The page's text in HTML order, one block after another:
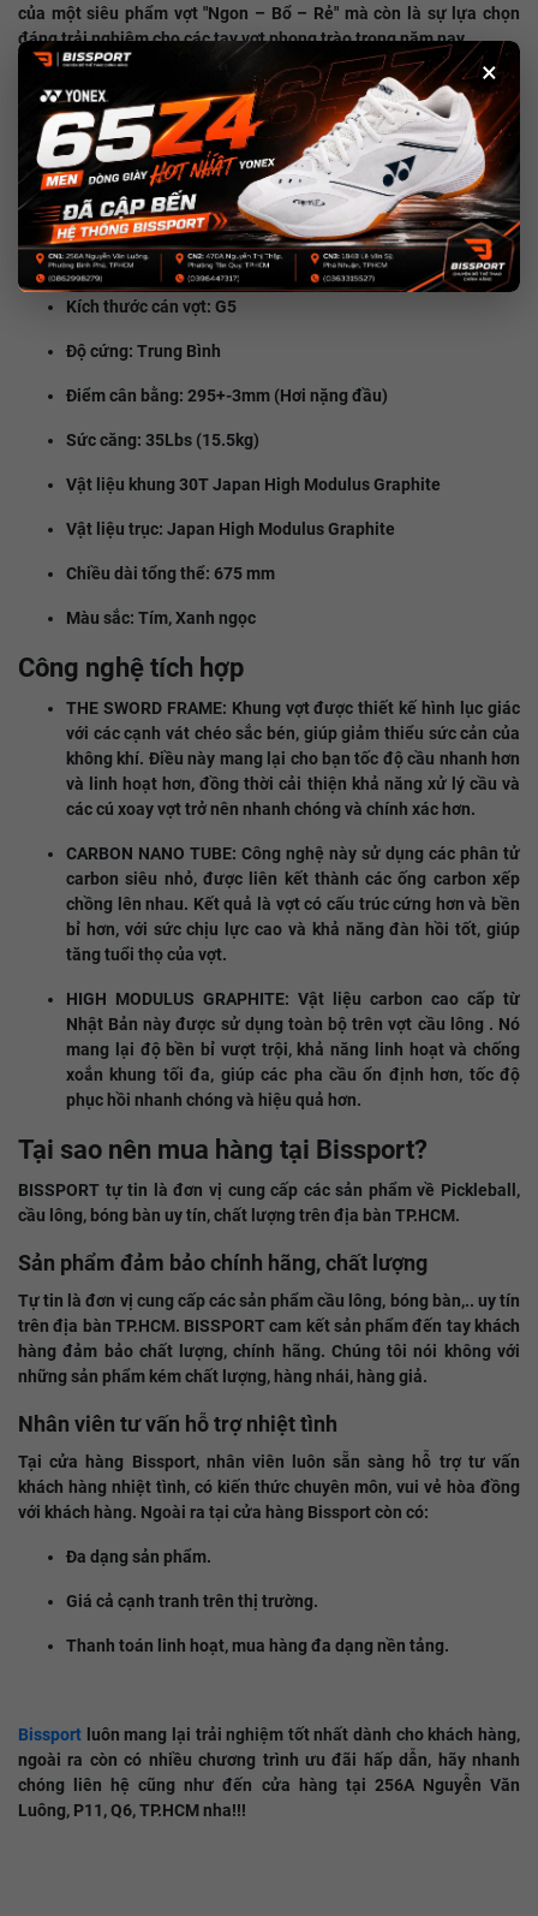
×
của một siêu phẩm vợt "Ngon – Bổ – Rẻ" mà còn là sự lựa chọn
đáng trải nghiệm cho các tay vợt phong trào trong năm nay.
Thông số kỹ thuật
Thương Hiệu: Vicleo
Sản xuất: Trung Quốc
Trọng lượng: 4U
Kích thước cán vợt: G5
Độ cứng: Trung Bình
Điểm cân bằng: 295+-3mm (Hơi nặng đầu)
Sức căng: 35Lbs (15.5kg)
Vật liệu khung 30T Japan High Modulus Graphite
Vật liệu trục: Japan High Modulus Graphite
Chiều dài tổng thể: 675 mm
Màu sắc: Tím, Xanh ngọc
Công nghệ tích hợp
THE SWORD FRAME: Khung vợt được thiết kế hình lục giác
với các cạnh vát chéo sắc bén, giúp giảm thiểu sức cản của
không khí. Điều này mang lại cho bạn tốc độ cầu nhanh hơn
và linh hoạt hơn, đồng thời cải thiện khả năng xử lý cầu và
các cú xoay vợt trở nên nhanh chóng và chính xác hơn.
CARBON NANO TUBE: Công nghệ này sử dụng các phân tử
carbon siêu nhỏ, được liên kết thành các ống carbon xếp
chồng lên nhau. Kết quả là vợt có cấu trúc cứng hơn và bền
bỉ hơn, với sức chịu lực cao và khả năng đàn hồi tốt, giúp
tăng tuổi thọ của vợt.
HIGH MODULUS GRAPHITE: Vật liệu carbon cao cấp từ
Nhật Bản này được sử dụng toàn bộ trên vợt cầu lông . Nó
mang lại độ bền bỉ vượt trội, khả năng linh hoạt và chống
xoắn khung tối đa, giúp các pha cầu ổn định hơn, tốc độ
phục hồi nhanh chóng và hiệu quả hơn.
Tại sao nên mua hàng tại Bissport?
BISSPORT tự tin là đơn vị cung cấp các sản phẩm về Pickleball,
cầu lông, bóng bàn uy tín, chất lượng trên địa bàn TP.HCM.
Sản phẩm đảm bảo chính hãng, chất lượng
Tự tin là đơn vị cung cấp các sản phẩm cầu lông, bóng bàn,.. uy tín
trên địa bàn TP.HCM. BISSPORT cam kết sản phẩm đến tay khách
hàng đảm bảo chất lượng, chính hãng. Chúng tôi nói không với
những sản phẩm kém chất lượng, hàng nhái, hàng giả.
Nhân viên tư vấn hỗ trợ nhiệt tình
Tại cửa hàng Bissport, nhân viên luôn sẵn sàng hỗ trợ tư vấn
khách hàng nhiệt tình, có kiến thức chuyên môn, vui vẻ hòa đồng
với khách hàng. Ngoài ra tại cửa hàng Bissport còn có:
Đa dạng sản phẩm.
Giá cả cạnh tranh trên thị trường.
Thanh toán linh hoạt, mua hàng đa dạng nền tảng.
Bissport luôn mang lại trải nghiệm tốt nhất dành cho khách hàng,
ngoài ra còn có nhiều chương trình ưu đãi hấp dẫn, hãy nhanh
chóng liên hệ cũng như đến cửa hàng tại 256A Nguyễn Văn
Luông, P11, Q6, TP.HCM nha!!!